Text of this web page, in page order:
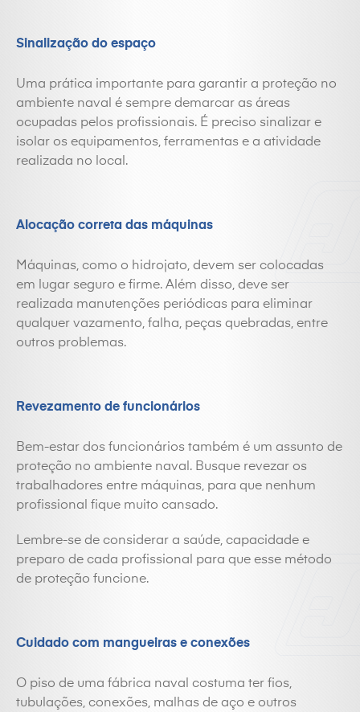
Sinalização do espaço
Uma prática importante para garantir a proteção no
ambiente naval é sempre demarcar as áreas
ocupadas pelos profissionais. É preciso sinalizar e
isolar os equipamentos, ferramentas e a atividade
realizada no local.
Alocação correta das máquinas
Máquinas, como o hidrojato, devem ser colocadas
em lugar seguro e firme. Além disso, deve ser
realizada manutenções periódicas para eliminar
qualquer vazamento, falha, peças quebradas, entre
outros problemas.
Revezamento de funcionários
Bem-estar dos funcionários também é um assunto de
proteção no ambiente naval. Busque revezar os
trabalhadores entre máquinas, para que nenhum
profissional fique muito cansado.
Lembre-se de considerar a saúde, capacidade e
preparo de cada profissional para que esse método
de proteção funcione.
Cuidado com mangueiras e conexões
O piso de uma fábrica naval costuma ter fios,
tubulações, conexões, malhas de aço e outros